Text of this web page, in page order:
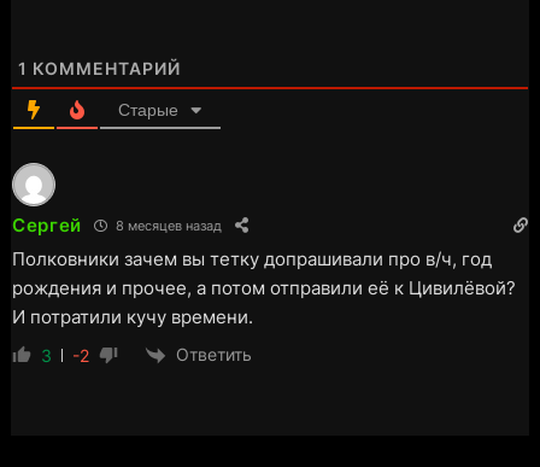
1 КОММЕНТАРИЙ
Старые
Сергей 8 месяцев назад
Полковники зачем вы тетку допрашивали про в/ч, год
рождения и прочее, а потом отправили её к Цивилёвой?
И потратили кучу времени.
3 -2 Ответить